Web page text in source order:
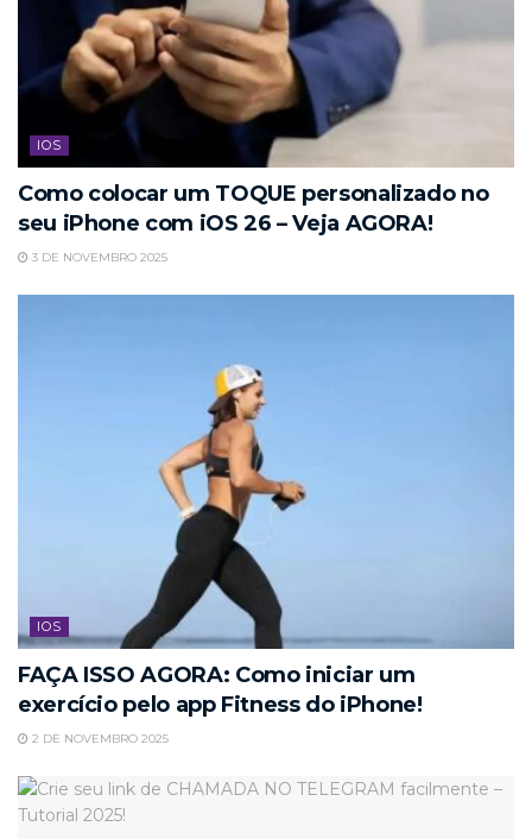
IOS
Como colocar um TOQUE personalizado no
seu iPhone com iOS 26 – Veja AGORA!
3 DE NOVEMBRO 2025
IOS
FAÇA ISSO AGORA: Como iniciar um
exercício pelo app Fitness do iPhone!
2 DE NOVEMBRO 2025